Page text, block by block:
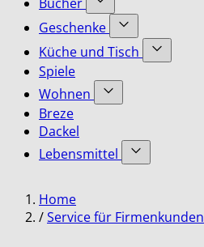
Accessoires
category
for
Bekleidung
category
Show
submenu
for
Bücher
Geschenke
Show
submenu
Küche und Tisch
Show
Spiele
Wohnen
Show
Wohnen
category
Breze
Dackel
Lebensmittel
Show
Lebensmittel
category
Home
/Service für Firmenkunden